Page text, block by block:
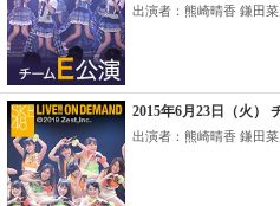
出演者：熊崎晴香 鎌田菜
2015年6月23日（火）
出演者：熊崎晴香 鎌田菜